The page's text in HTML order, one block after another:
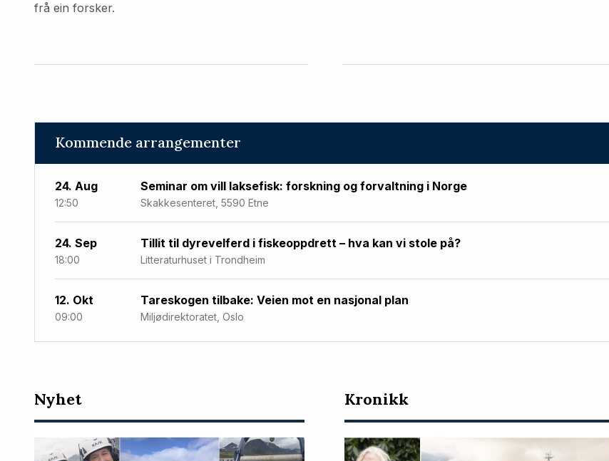
frå ein forsker.
Kommende arrangementer
24. Aug
12:50
Seminar om vill laksefisk: forskning og forvaltning i Norge
Skakkesenteret, 5590 Etne
24. Sep
18:00
Tillit til dyrevelferd i fiskeoppdrett – hva kan vi stole på?
Litteraturhuset i Trondheim
12. Okt
09:00
Tareskogen tilbake: Veien mot en nasjonal plan
Miljødirektoratet, Oslo
Nyeste
artikler
Nyhet Kronikk